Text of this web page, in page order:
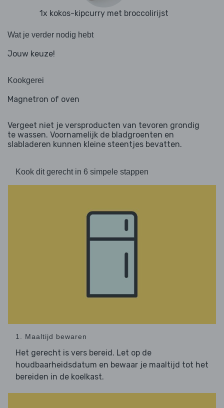
1x kokos-kipcurry met broccolirijst
Wat je verder nodig hebt
Jouw keuze!
Kookgerei
Magnetron of oven
Vergeet niet je versproducten van tevoren grondig
te wassen. Voornamelijk de bladgroenten en
slabladeren kunnen kleine steentjes bevatten.
Kook dit gerecht in 6 simpele stappen
1. Maaltijd bewaren
Het gerecht is vers bereid. Let op de
houdbaarheidsdatum en bewaar je maaltijd tot het
bereiden in de koelkast.